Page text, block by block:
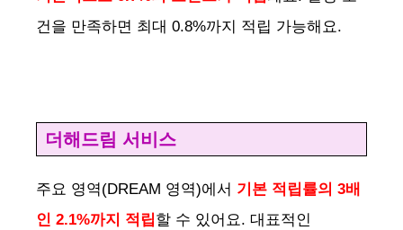
건을 만족하면 최대 0.8%까지 적립 가능해요.
더해드림 서비스
주요 영역(DREAM 영역)에서 기본 적립률의 3배
인 2.1%까지 적립할 수 있어요. 대표적인